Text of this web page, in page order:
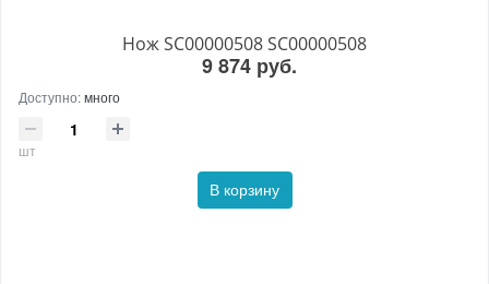
Нож SC00000508 SC00000508
9 874 руб.
Доступно:много
шт
В корзину